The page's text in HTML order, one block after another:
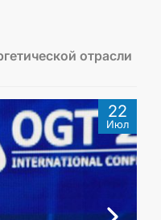
отрасли
22
Июл